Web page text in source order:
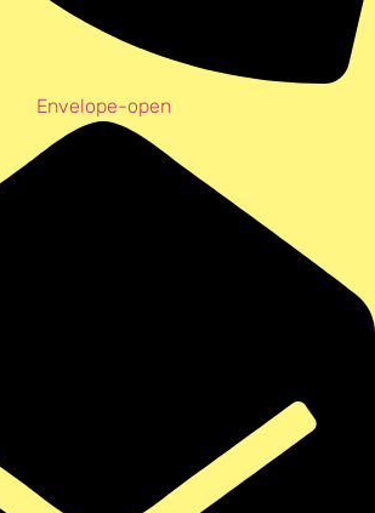
Envelope-open